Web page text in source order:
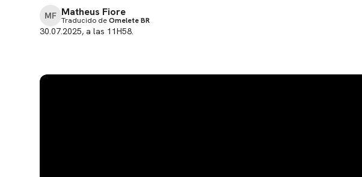
MF Matheus Fiore
Traducido deOmelete BR
30.07.2025, a las 11H58.